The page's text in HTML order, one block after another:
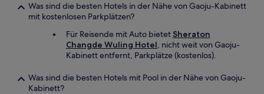
Was sind die besten Hotels in der Nähe von Gaoju-Kabinett
mit kostenlosen Parkplätzen?
Für Reisende mit Auto bietet Sheraton
Changde Wuling Hotel, nicht weit von Gaoju-
Kabinett entfernt, Parkplätze (kostenlos).
Was sind die besten Hotels mit Pool in der Nähe von Gaoju-
Kabinett?